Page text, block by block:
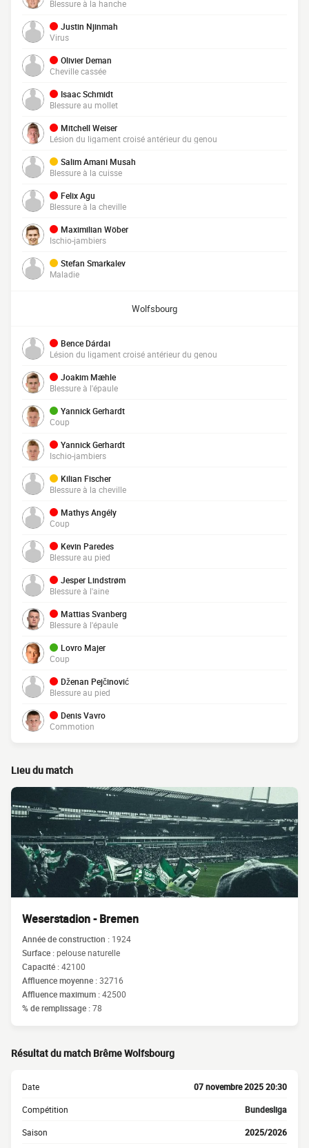
Blessure à la hanche
Justin Njinmah
Virus
Olivier Deman
Cheville cassée
Isaac Schmidt
Blessure au mollet
Mitchell Weiser
Lésion du ligament croisé antérieur du genou
Salim Amani Musah
Blessure à la cuisse
Felix Agu
Blessure à la cheville
Maximilian Wöber
Ischio-jambiers
Stefan Smarkalev
Maladie
Wolfsbourg
Bence Dárdai
Lésion du ligament croisé antérieur du genou
Joakim Mæhle
Blessure à l'épaule
Yannick Gerhardt
Coup
Yannick Gerhardt
Ischio-jambiers
Kilian Fischer
Blessure à la cheville
Mathys Angély
Coup
Kevin Paredes
Blessure au pied
Jesper Lindstrøm
Blessure à l'aine
Mattias Svanberg
Blessure à l'épaule
Lovro Majer
Coup
Dženan Pejčinović
Blessure au pied
Denis Vavro
Commotion
Lieu du match
Weserstadion - Bremen
Année de construction : 1924
Surface :pelouse naturelle
Capacité :42100
Affluence moyenne :32716
Affluence maximum :42500
% de remplissage :78
Résultat du match Brême Wolfsbourg
Date 07 novembre 2025 20:30
Compétition Bundesliga
Saison 2025/2026